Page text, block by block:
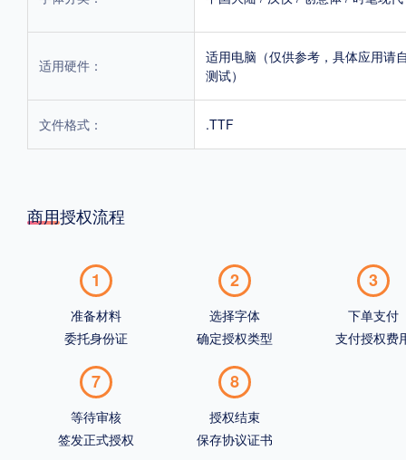
适用硬件：
适用电脑（仅供参考，具体应用请
测试）
文件格式： .TTF
商用授权流程
1
准备材料
委托身份证
2
选择字体
确定授权类型
3
下单支付
支付授权费
7
等待审核
签发正式授权
8
授权结束
保存协议证书